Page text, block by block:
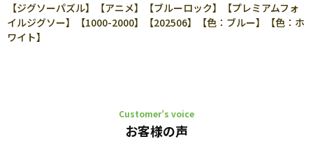
【ジグソーパズル】【アニメ】【ブルーロック】【プレミアムフォ
イルジグソー】【1000-2000】【202506】【色：ブルー】【色：ホ
ワイト】
Customer’s voice
お客様の声